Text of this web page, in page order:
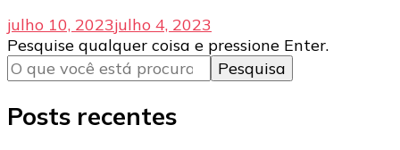
julho 10, 2023julho 4, 2023
Procurando
algo?
Pesquise qualquer coisa e pressione Enter.
Posts recentes